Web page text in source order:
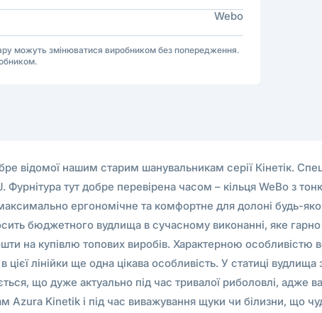
Webo
можуть змінюватися виробником без попередження.
відомої нашим старим шанувальникам серії Кінетік.
Фурнітура тут добре перевірена часом – кільця WeBo з
максимально ергономічне та комфортне для долоні
бюджетного вудлища в сучасному виконанні, яке гарно
на купівлю топових виробів. Характерною
лінійки ще одна цікава особливість. У статиці
що дуже актуально під час тривалої риболовлі, адже
Kinetik і під час виважування щуки чи білизни, що